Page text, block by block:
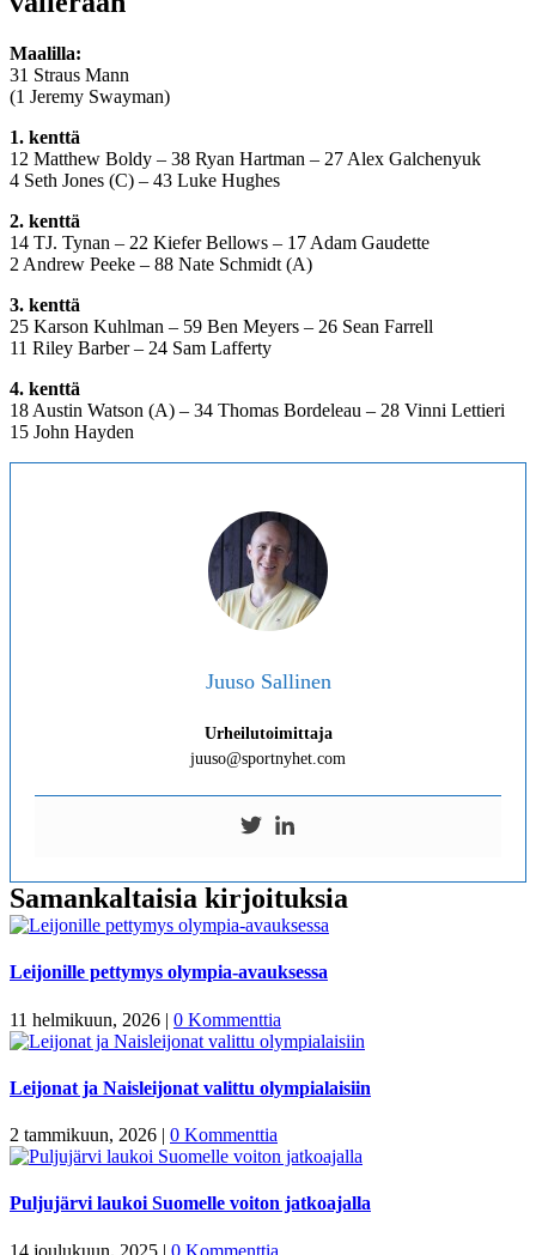
Maalilla:
31 Straus Mann
(1 Jeremy Swayman)
1. kenttä
12 Matthew Boldy – 38 Ryan Hartman – 27 Alex Galchenyuk
4 Seth Jones (C) – 43 Luke Hughes
2. kenttä
14 TJ. Tynan – 22 Kiefer Bellows – 17 Adam Gaudette
2 Andrew Peeke – 88 Nate Schmidt (A)
3. kenttä
25 Karson Kuhlman – 59 Ben Meyers – 26 Sean Farrell
11 Riley Barber – 24 Sam Lafferty
4. kenttä
18 Austin Watson (A) – 34 Thomas Bordeleau – 28 Vinni Lettieri
15 John Hayden
Juuso Sallinen
Urheilutoimittaja
juuso@sportnyhet.com
Samankaltaisia kirjoituksia
Leijonille pettymys olympia-avauksessa
11 helmikuun, 2026 | 0 Kommenttia
Leijonat ja Naisleijonat valittu olympialaisiin
2 tammikuun, 2026 | 0 Kommenttia
Puljujärvi laukoi Suomelle voiton jatkoajalla
14 joulukuun, 2025 | 0 Kommenttia